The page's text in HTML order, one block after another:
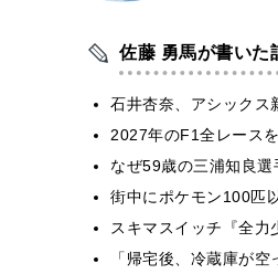
佐藤 勇馬が書いた
石井杏奈、アシック
2027年のF1全レース
なぜ59歳の三浦知良
街中にポケモン100匹
スキマスイッチ『全
「帰宅後、冷蔵庫が